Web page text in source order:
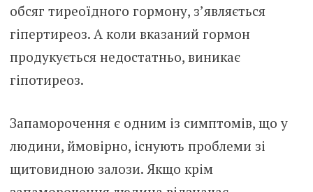
обсяг тиреоїдного гормону, з’являється
гіпертиреоз. А коли вказаний гормон
продукується недостатньо, виникає
гіпотиреоз.
Запаморочення є одним із симптомів, що у
людини, ймовірно, існують проблеми зі
щитовидною залози. Якщо крім